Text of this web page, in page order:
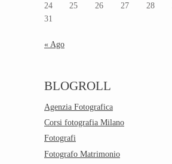
24
25 26 27 28
31
« Ago
BLOGROLL
Agenzia Fotografica
Corsi fotografia Milano
Fotografi
Fotografo Matrimonio